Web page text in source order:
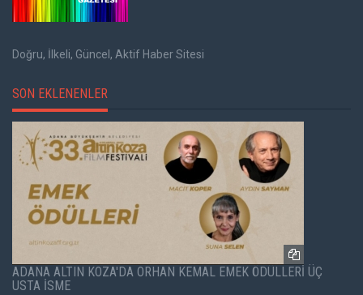
Doğru, İlkeli, Güncel, Aktif Haber Sitesi
SON EKLENENLER
ADANA ALTIN KOZA'DA ORHAN KEMAL EMEK ÖDÜLLERİ ÜÇ
USTA İSME